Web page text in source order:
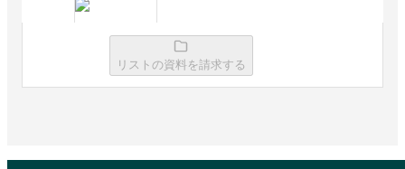
リストの資料を請求する